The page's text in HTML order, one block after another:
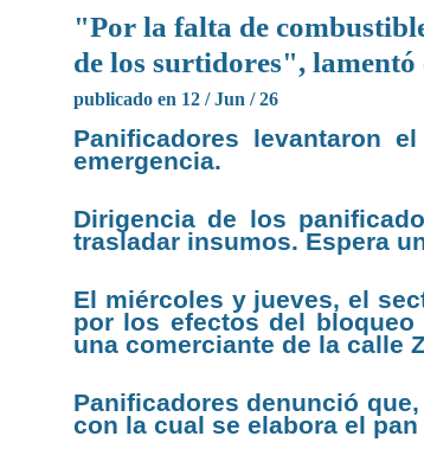
"Por la falta de
de los surtidores",
publicado en 12 / Jun / 26
Panificadores levantaron
emergencia.
Dirigencia de los
trasladar insumos. Espera
El miércoles y jueves, el
por los efectos del bloqueo
una comerciante de la calle
Panificadores denunció
con la cual se elabora el